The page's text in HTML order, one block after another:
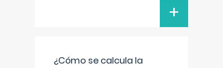
+
¿Cómo se calcula la